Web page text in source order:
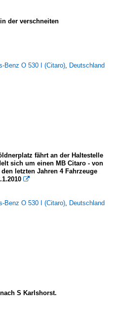
der verschneiten
Benz O 530 I (Citaro), Deutschland
fährt an der Haltestelle
sich um einen MB Citaro - von
letzten Jahren 4 Fahrzeuge

Benz O 530 I (Citaro), Deutschland
S Karlshorst.